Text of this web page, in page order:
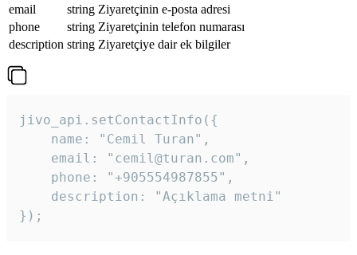
email
string Ziyaretçinin e-posta adresi
phone
string Ziyaretçinin telefon numarası
description string Ziyaretçiye dair ek bilgiler
jivo_api.setContactInfo({
    name: "Cemil Turan",
    email: "cemil@turan.com",
    phone: "+905554987855",
    description: "Açıklama metni"
});